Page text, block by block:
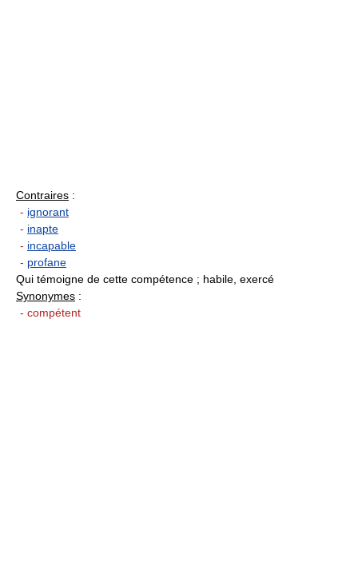
Contraires :
- ignorant
- inapte
- incapable
- profane
Qui témoigne de cette compétence ; habile, exercé
Synonymes :
- compétent